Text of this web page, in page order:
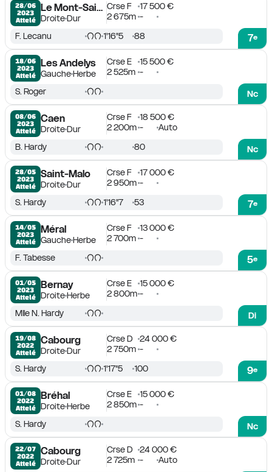
28/06
2023
Attelé
Le Mont-Saint-Michel
DroiteDur
Crse F
17 500 €
2 675m -
7e
F. Lecanu 1'16''5 88
18/06
2023
Attelé
Les Andelys
GaucheHerbe
Crse E
15 500 €
2 525m -
Nc
S. Roger
08/06
2023
Attelé
Caen
DroiteDur
Crse F
18 500 €
2 200m -
Auto
Nc
B. Hardy 80
28/05
2023
Attelé
Saint-Malo
DroiteDur
Crse F
17 000 €
2 950m -
7e
S. Hardy 1'16''7 53
14/05
2023
Attelé
Méral
GaucheHerbe
Crse F
13 000 €
2 700m -
5e
F. Tabesse
01/05
2023
Attelé
Bernay
DroiteHerbe
Crse E
15 000 €
2 800m -
Di
Mlle N. Hardy
19/08
2022
Attelé
Cabourg
DroiteDur
Crse D
24 000 €
2 750m -
9e
S. Hardy 1'17''5 100
01/08
2022
Attelé
Bréhal
DroiteHerbe
Crse E
15 000 €
2 850m -
Nc
S. Hardy
22/07
2022
Attelé
Cabourg
DroiteDur
Crse D
24 000 €
2 725m -
Auto